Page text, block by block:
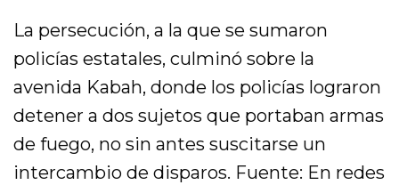
La persecución, a la que se sumaron
policías estatales, culminó sobre la
avenida Kabah, donde los policías lograron
detener a dos sujetos que portaban armas
de fuego, no sin antes suscitarse un
intercambio de disparos. Fuente: En redes